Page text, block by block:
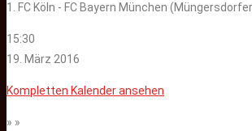
1. FC Köln - FC Bayern München
15:30
19. März 2016
Kompletten Kalender ansehen
» »